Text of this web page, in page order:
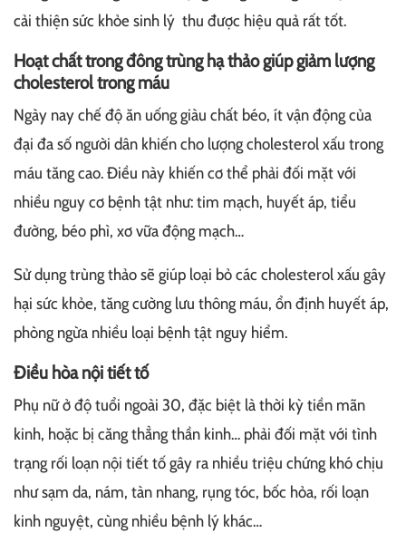
cải thiện sức khỏe sinh lý thu được hiệu quả rất tốt.
Hoạt chất trong đông trùng hạ thảo giúp giảm lượng
cholesterol trong máu
Ngày nay chế độ ăn uống giàu chất béo, ít vận động của
đại đa số người dân khiến cho lượng cholesterol xấu trong
máu tăng cao. Điều này khiến cơ thể phải đối mặt với
nhiều nguy cơ bệnh tật như: tim mạch, huyết áp, tiểu
đường, béo phì, xơ vữa động mạch…
Sử dụng trùng thảo sẽ giúp loại bỏ các cholesterol xấu gây
hại sức khỏe, tăng cường lưu thông máu, ổn định huyết áp,
phòng ngừa nhiều loại bệnh tật nguy hiểm.
Điều hòa nội tiết tố
Phụ nữ ở độ tuổi ngoài 30, đặc biệt là thời kỳ tiền mãn
kinh, hoặc bị căng thẳng thần kinh… phải đối mặt với tình
trạng rối loạn nội tiết tố gây ra nhiều triệu chứng khó chịu
như sạm da, nám, tàn nhang, rụng tóc, bốc hỏa, rối loạn
kinh nguyệt, cùng nhiều bệnh lý khác…